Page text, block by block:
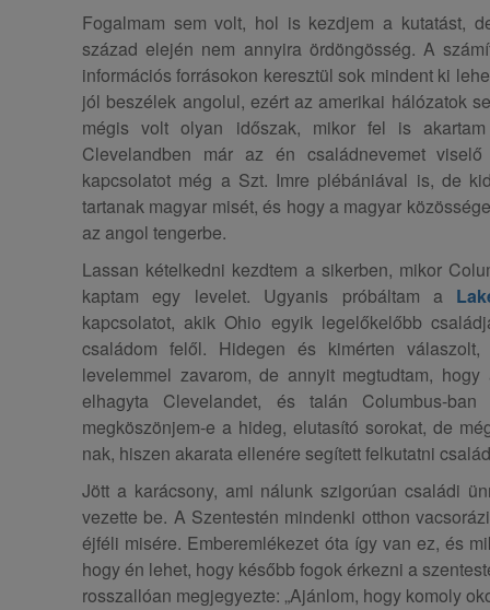
Fogalmam sem volt, hol is kezdjem a kutatást,
század elején nem annyira ördöngösség. A
információs forrásokon keresztül sok mindent ki
jól beszélek angolul, ezért az amerikai hálózatok
mégis volt olyan időszak, mikor fel is
Clevelandben már az én családnevemet
kapcsolatot még a Szt. Imre plébániával is, de
tartanak magyar misét, és hogy a magyar
az angol tengerbe.
Lassan kételkedni kezdtem a sikerben, mikor
kaptam egy levelet. Ugyanis próbáltam a
kapcsolatot, akik Ohio egyik legelőkelőbb
családom felől. Hidegen és kimérten
levelemmel zavarom, de annyit megtudtam,
elhagyta Clevelandet, és talán Columbus-
megköszönjem-e a hideg, elutasító sorokat, de
nak, hiszen akarata ellenére segített felkutatni
Jött a karácsony, ami nálunk szigorúan családi
vezette be. A Szentestén mindenki otthon
éjféli misére. Emberemlékezet óta így van ez, és
hogy én lehet, hogy később fogok érkezni a
rosszallóan megjegyezte: „Ajánlom, hogy komoly